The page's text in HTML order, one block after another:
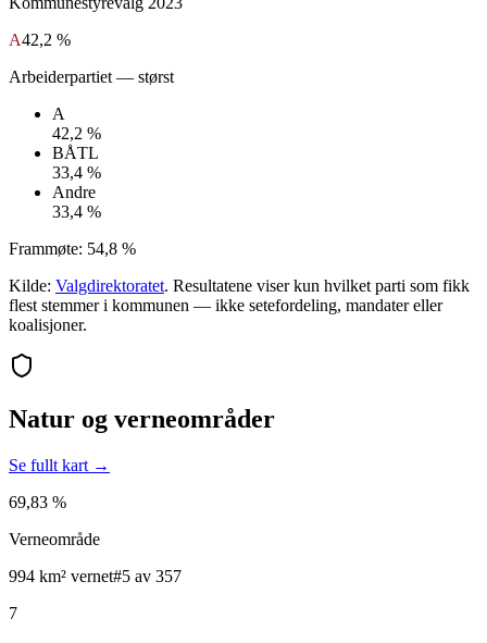
A42,2 %
Arbeiderpartiet — størst
A
42,2 %
BÅTL
33,4 %
Andre
33,4 %
Frammøte: 54,8 %
Kilde: Valgdirektoratet. Resultatene viser kun hvilket parti som fikk
flest stemmer i kommunen — ikke setefordeling, mandater eller
koalisjoner.
Natur og verneområder
Se fullt kart →
69,83 %
Verneområde
994 km² vernet#5 av 357
7